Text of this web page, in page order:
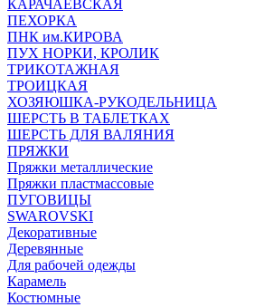
КАРАЧАЕВСКАЯ
ПЕХОРКА
ПНК им.КИРОВА
ПУХ НОРКИ, КРОЛИК
ТРИКОТАЖНАЯ
ТРОИЦКАЯ
ХОЗЯЮШКА-РУКОДЕЛЬНИЦА
ШЕРСТЬ В ТАБЛЕТКАХ
ШЕРСТЬ ДЛЯ ВАЛЯНИЯ
ПРЯЖКИ
Пряжки металлические
Пряжки пластмассовые
ПУГОВИЦЫ
SWAROVSKI
Декоративные
Деревянные
Для рабочей одежды
Карамель
Костюмные